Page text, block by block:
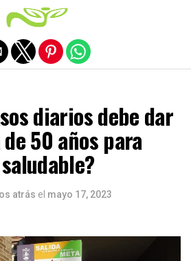
diarios debe dar
50 años para
atrás el mayo 17, 2023
de la versión móvil